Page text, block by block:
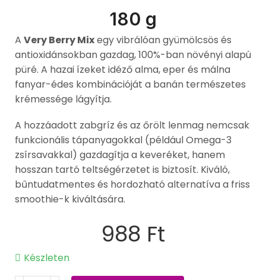
180 g
A Very Berry Mixegy vibrálóan gyümölcsös és
antioxidánsokban gazdag, 100%-ban növényi alapú
püré. A hazai ízeket idéző alma, eper és málna
fanyar-édes kombinációját a banán természetes
krémessége lágyítja.
A hozzáadott zabgríz és az őrölt lenmag nemcsak
funkcionális tápanyagokkal (például Omega-3
zsírsavakkal) gazdagítja a keveréket, hanem
hosszan tartó teltségérzetet is biztosít. Kiváló,
bűntudatmentes és hordozható alternatíva a friss
smoothie-k kiváltására.
988 Ft
Készleten